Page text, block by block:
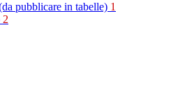
pubblicare in tabelle) 1
2